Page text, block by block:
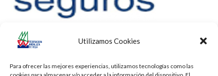
Utilizamos Cookies
Para ofrecer las mejores experiencias, utilizamos tecnologías como las